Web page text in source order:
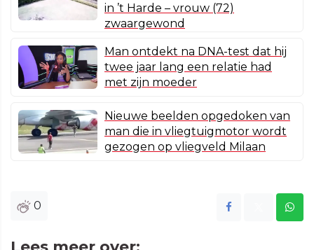
in ’t Harde – vrouw (72)
zwaargewond
Man ontdekt na DNA-test dat hij
twee jaar lang een relatie had
met zijn moeder
Nieuwe beelden opgedoken van
man die in vliegtuigmotor wordt
gezogen op vliegveld Milaan
0